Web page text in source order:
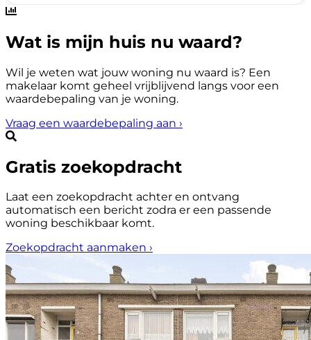
Wat is mijn huis nu waard?
Wil je weten wat jouw woning nu waard is? Een
makelaar komt geheel vrijblijvend langs voor een
waardebepaling van je woning.
Vraag een waardebepaling aan ›
Gratis zoekopdracht
Laat een zoekopdracht achter en ontvang
automatisch een bericht zodra er een passende
woning beschikbaar komt.
Zoekopdracht aanmaken ›